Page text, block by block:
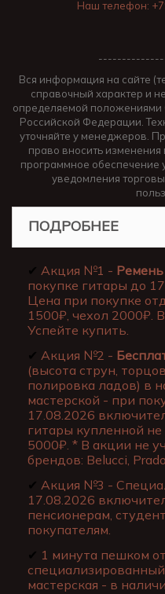
Наш телефон:
Вся информация на сайте
справочный характер и
определяемой положениями
Российской Федерации.
уточняйте у менеджеров.
право вносить
программное обеспечение
уведомления
ПОДРОБНЕЕ
✔ Акция №1 -
покупке гитары до
Цена при покупке
1500₽, чехол 2000₽.
Успейте купить.
✔ Акция №2 -
(высота струн,
полировка ладов) в
мастерской - при
17.08.2026
гитары купленной не
5000₽. * В акции не
брендов: Belucci,
✔ Акция №3 -
17.08.2026
пенсионерам,
покупателям.
✔ 1 минута пешком
мастерская - в